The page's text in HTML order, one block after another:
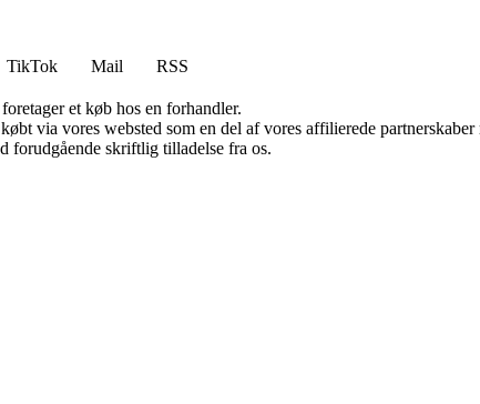
TikTok Mail
RSS
et køb hos en forhandler.
via vores websted som en del af vores affilierede
forudgående skriftlig tilladelse fra os.